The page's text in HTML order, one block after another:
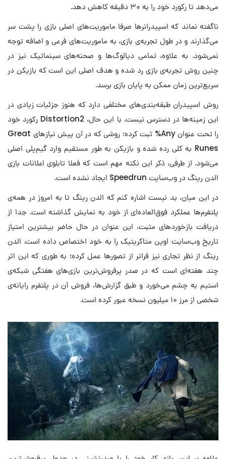
می‌دهد تا رکورد خود را به ۳۰ دقیقه کاهش دهد.
ناگفته نماند که اسپیدرانرها صرفا ماموریت‌های اصلی بازی را پشت سر
می‌گذارند و در طول تجربه‌ی بازی، به ماموریت‌های فرعی و اضافه توجه
نمی‌شود. به علاوه، تمامی دیالوگ‌ها و صحنه‌های سینماتیک نیز در
چنین روش تجربه‌ی بازی رد شده و هدف اصلی این است که بازیکن در
سریع‌ترین زمان ممکن به پایان بازی برسد.
روش اسپیدران طبقه‌بندی‌های مختلفی دارد که هنوز جزئیات زیادی در
این زمینه‌ها در دسترس نیست. با این حال، Distortion2 رکورد خود
را تحت عنوان Any% ثبت کرده؛ روشی که در آن پیش‌ نیازهای Great
Runes به کلی رده شده و بازیکن به طور مستقیم وارد گیم‌پلی اصلی
می‌شود. از طرفی، ذکر این نکته مهم است که فعلا تابلوی اعلانات بازی
الدن رینگ در وب‌سایت Speedrun ایجاد نشده است.
در این میان، بد نیست اشاره کنم که الدن رینگ تا به امروز در همه‌ی
پلتفرم‌ها عملکرد فوق‌العاده‌ای از خود به نمایش گذاشته است. جدا از
دریافت بازخوردهای مثبت، این عنوان در حال حاضر بیشترین امتیاز
تاریخ وب‌سایت اوپن متاکریتیک را به خود اختصاص داده است. الدن
رینگ از نظر تجاری نیز فراتر از تصورها عمل کرده؛ به طوری که این اثر
چند هفته‌ای است که در صدر پرفروش‌ترین بازی‌های هفتگی شبکه‌ی
استیم به چشم می‌خورد و طبق گزارش‌ها، فروش آن در پلتفرم رایانه‌ی
شخصی از مرز ۱۰ میلیون نسخه عبور کرده است.